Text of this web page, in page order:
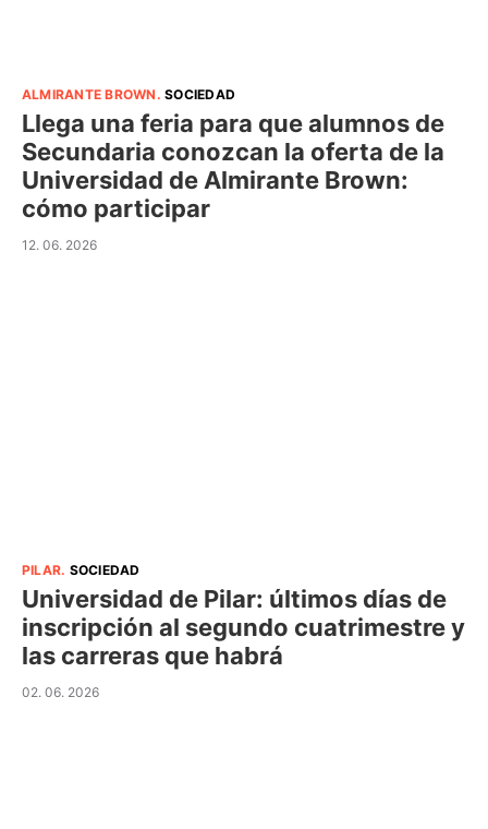
ALMIRANTE BROWN .SOCIEDAD
Llega una feria para que alumnos de
Secundaria conozcan la oferta de la
Universidad de Almirante Brown:
cómo participar
12. 06. 2026
PILAR. SOCIEDAD
Universidad de Pilar: últimos días de
inscripción al segundo cuatrimestre y
las carreras que habrá
02. 06. 2026